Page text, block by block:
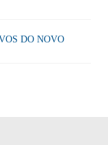
DO NOVO